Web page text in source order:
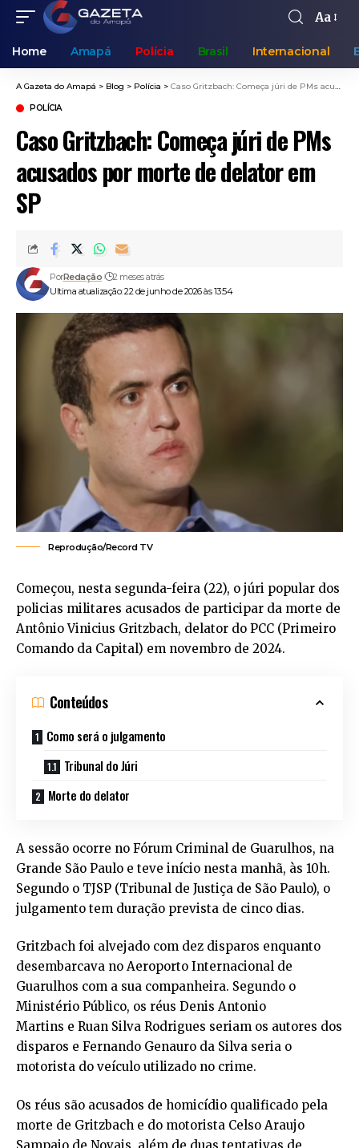
Aa
Home Amapá Polícia Brasil Internacional
A Gazeta do Amapá > Blog > Polícia > Caso Gritzbach: Começa júri de PMs acusados por morte de delator em SP
POLÍCIA
Caso Gritzbach: Começa júri de PMs
acusados por morte de delator em
SP
Ultima atualização: 22 de junho de 2026 às 13:54
PorRedação 2 meses atrás
Reprodução/Record TV
Começou, nesta segunda-feira (22), o júri popular dos
policias militares acusados de participar da morte de
Antônio Vinicius Gritzbach, delator do PCC (Primeiro
Comando da Capital) em novembro de 2024.
Conteúdos
Como será o julgamento
Tribunal do Júri
Morte do delator
A sessão ocorre no Fórum Criminal de Guarulhos, na
Grande São Paulo e teve início nesta manhã, às 10h.
Segundo o TJSP (Tribunal de Justiça de São Paulo), o
julgamento tem duração prevista de cinco dias.
Gritzbach foi alvejado com dez disparos enquanto
desembarcava no Aeroporto Internacional de
Guarulhos com a sua companheira. Segundo o
Ministério Público, os réus Denis Antonio
Martins e Ruan Silva Rodrigues seriam os autores dos
disparos e Fernando Genauro da Silva seria o
motorista do veículo utilizado no crime.
Os réus são acusados de homicídio qualificado pela
morte de Gritzbach e do motorista Celso Araujo